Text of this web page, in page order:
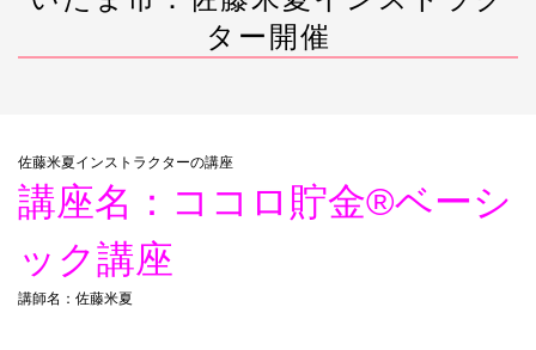
ター開催
佐藤米夏インストラクターの講座
講座名：ココロ貯金®︎ベーシ
ック講座
講師名：佐藤米夏